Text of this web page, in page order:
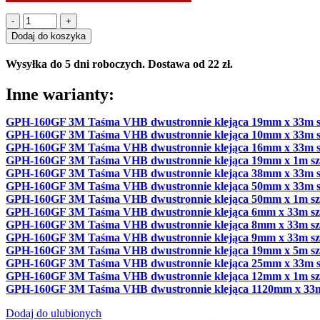
ilość
GPH-
160GF
3M
Taśma
dwustronnie
12mm
x
33m
szara
Dodaj do koszyka
Wysyłka do 5 dni roboczych. Dostawa od 22 zł.
Inne warianty:
GPH-160GF 3M Taśma VHB dwustronnie klejąca 19mm x 33m
GPH-160GF 3M Taśma VHB dwustronnie klejąca 10mm x 33m
GPH-160GF 3M Taśma VHB dwustronnie klejąca 16mm x 33m
GPH-160GF 3M Taśma VHB dwustronnie klejąca 19mm x 1m
GPH-160GF 3M Taśma VHB dwustronnie klejąca 38mm x 33m
GPH-160GF 3M Taśma VHB dwustronnie klejąca 50mm x 33m
GPH-160GF 3M Taśma VHB dwustronnie klejąca 50mm x 1m
GPH-160GF 3M Taśma VHB dwustronnie klejąca 6mm x 33m
GPH-160GF 3M Taśma VHB dwustronnie klejąca 8mm x 33m
GPH-160GF 3M Taśma VHB dwustronnie klejąca 9mm x 33m
GPH-160GF 3M Taśma VHB dwustronnie klejąca 19mm x 5m
GPH-160GF 3M Taśma VHB dwustronnie klejąca 25mm x 33m
GPH-160GF 3M Taśma VHB dwustronnie klejąca 12mm x 1m
GPH-160GF 3M Taśma VHB dwustronnie klejąca 1120mm x
Dodaj do ulubionych